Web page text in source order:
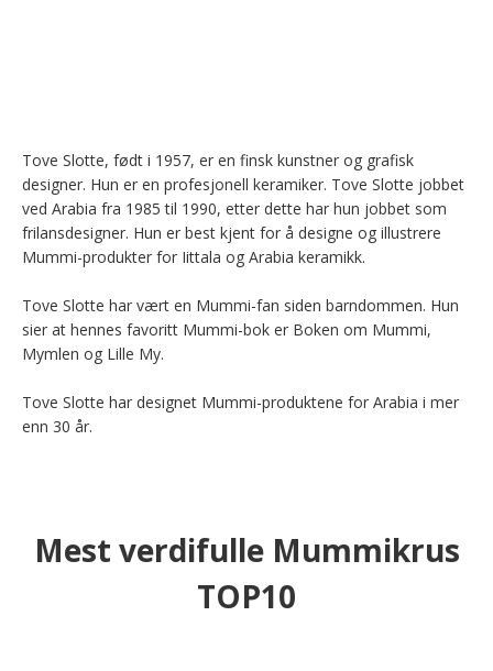
Tove Slotte, født i 1957, er en finsk kunstner og grafisk
designer. Hun er en profesjonell keramiker. Tove Slotte jobbet
ved Arabia fra 1985 til 1990, etter dette har hun jobbet som
frilansdesigner. Hun er best kjent for å designe og illustrere
Mummi-produkter for Iittala og Arabia keramikk.
Tove Slotte har vært en Mummi-fan siden barndommen. Hun
sier at hennes favoritt Mummi-bok er Boken om Mummi,
Mymlen og Lille My.
Tove Slotte har designet Mummi-produktene for Arabia i mer
enn 30 år.
Mest verdifulle Mummikrus
TOP10